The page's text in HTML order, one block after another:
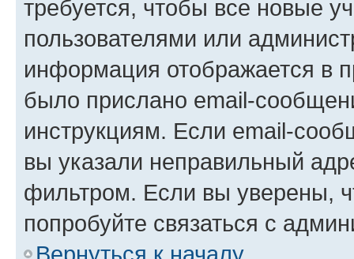
требуется, чтобы все новые
пользователями или
информация отображается в
было прислано email-
инструкциям. Если email-
вы указали неправильный
фильтром. Если вы уверены,
попробуйте связаться с
Вернуться к началу